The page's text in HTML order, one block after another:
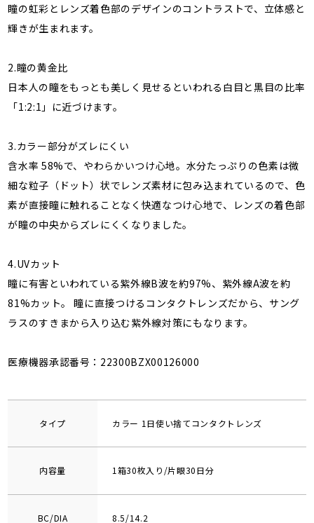
瞳の虹彩とレンズ着色部のデザインのコントラストで、立体感と
輝きが生まれます。
2.瞳の黄金比
日本人の瞳をもっとも美しく見せるといわれる白目と黒目の比率
「1:2:1」に近づけます。
3.カラー部分がズレにくい
含水率 58%で、やわらかいつけ心地。水分たっぷりの色素は微
細な粒子（ドット）状でレンズ素材に包み込まれているので、色
素が直接瞳に触れることなく快適なつけ心地で、レンズの着色部
が瞳の中央からズレにくくなりました。
4.UVカット
瞳に有害といわれている紫外線B波を約97%、紫外線A波を約
81%カット。 瞳に直接つけるコンタクトレンズだから、サング
ラスのすきまから入り込む紫外線対策にもなります。
医療機器承認番号：22300BZX00126000
タイプ カラー 1日使い捨てコンタクトレンズ
内容量 1箱30枚入り/片眼30日分
BC/DIA 8.5/14.2